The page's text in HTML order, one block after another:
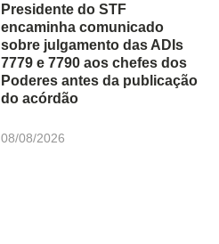
Presidente do STF
encaminha comunicado
sobre julgamento das ADIs
7779 e 7790 aos chefes dos
Poderes antes da publicação
do acórdão
08/08/2026